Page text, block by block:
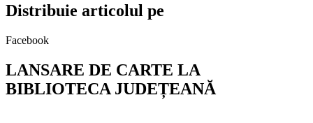
Distribuie articolul pe
Facebook
LANSARE DE CARTE LA
BIBLIOTECA JUDEȚEANĂ